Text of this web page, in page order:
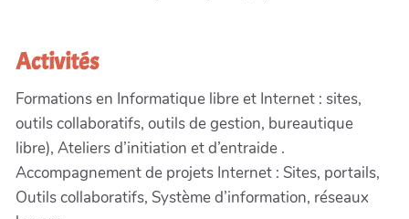
Activités
Formations en Informatique libre et Internet : sites,
outils collaboratifs, outils de gestion, bureautique
libre), Ateliers d’initiation et d’entraide .
Accompagnement de projets Internet : Sites, portails,
Outils collaboratifs, Système d’information, réseaux